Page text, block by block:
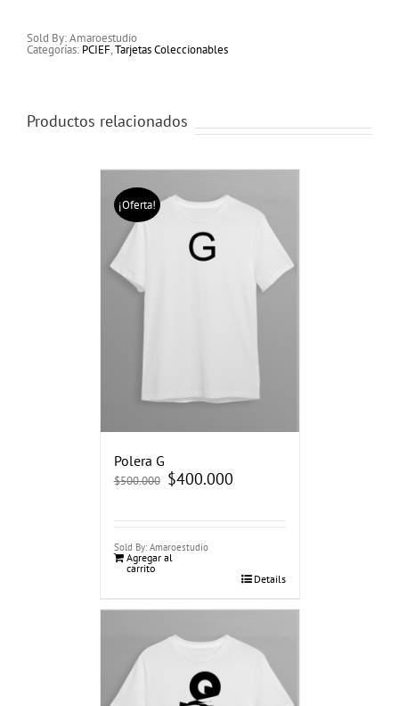
Sold By: Amaroestudio
Categorías: PCIEF,Tarjetas Coleccionables
Productos relacionados
¡Oferta!
Polera G
$500.000 El
precio
$400.000El
precio
Sold By: Amaroestudio
Agregar al
carrito
Details